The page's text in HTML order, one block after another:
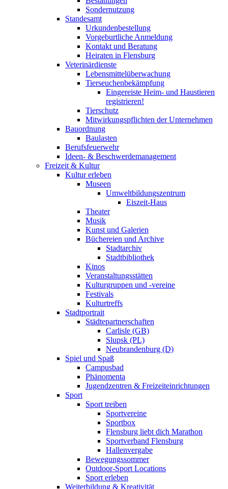
Sondernutzung
Standesamt
Urkundenbestellung
Vorgeburtliche Anmeldung
Kontakt und Beratung
Heiraten in Flensburg
Veterinärdienste
Lebensmittelüberwachung
Tierseuchenbekämpfung
Eingereiste Heim- und Haustieren
registrieren!
Tierschutz
Mitwirkungspflichten der Unternehmen
Bauordnung
Baulasten
Berufsfeuerwehr
Ideen- & Beschwerdemanagement
Freizeit & Kultur
Kultur erleben
Museen
Umweltbildungszentrum
Eiszeit-Haus
Theater
Musik
Kunst und Galerien
Büchereien und Archive
Stadtarchiv
Stadtbibliothek
Kinos
Veranstaltungsstätten
Kulturgruppen und -vereine
Festivals
Kulturtreffs
Stadtportrait
Städtepartnerschaften
Carlisle (GB)
Slupsk (PL)
Neubrandenburg (D)
Spiel und Spaß
Campusbad
Phänomenta
Jugendzentren & Freizeiteinrichtungen
Sport
Sport treiben
Sportvereine
Sportbox
Flensburg liebt dich Marathon
Sportverband Flensburg
Hallenvergabe
Bewegungssommer
Outdoor-Sport Locations
Sport erleben
Weiterbildung & Kreativität